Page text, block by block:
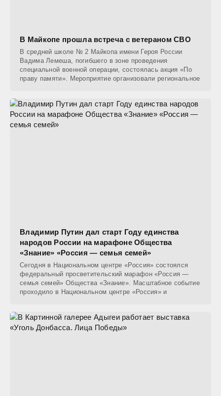
В Майкопе прошла встреча с ветераном СВО
В средней школе № 2 Майкопа имени Героя России
Вадима Лемеша, погибшего в зоне проведения
специальной военной операции, состоялась акция «По
праву памяти». Мероприятие организовали региональное
Владимир Путин дал старт Году единства
народов России на марафоне Общества
«Знание» «Россия — семья семей»
Сегодня в Национальном центре «Россия» состоялся
федеральный просветительский марафон «Россия —
семья семей» Общества «Знание». Масштабное событие
проходило в Национальном центре «Россия» и